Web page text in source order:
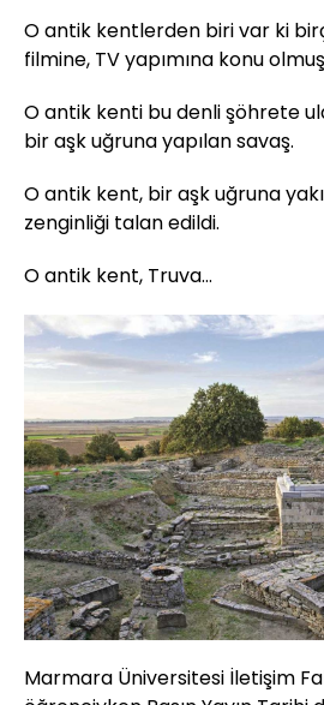
O antik kentlerden biri var ki
filmine, TV yapımına konu
O antik kenti bu denli şöhrete
bir aşk uğruna yapılan savaş.
O antik kent, bir aşk uğruna
zenginliği talan edildi.
O antik kent, Truva...
Marmara Üniversitesi İletişim